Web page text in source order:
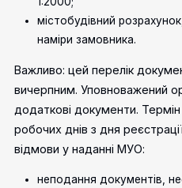
містобудівний
наміри замовника.
Важливо: цей перелік
вичерпним. Уповноважений
додаткові документи.
робочих днів з дня
відмови у наданні МУО:
неподання документів,